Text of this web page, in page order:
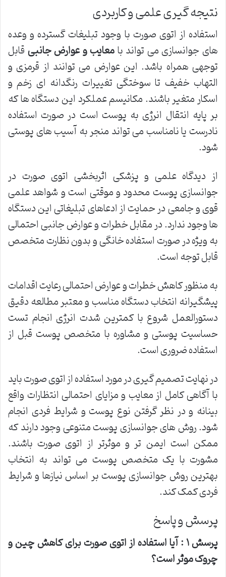
نتیجه گیری علمی و کاربردی
استفاده از اتوی صورت با وجود تبلیغات گسترده و وعده
های جوانسازی می تواند بامعایب و عوارض جانبی قابل
توجهی همراه باشد. این عوارض می توانند از قرمزی و
التهاب خفیف تا سوختگی تغییرات رنگدانه ای زخم و
اسکار متغیر باشند. مکانیسم عملکرد این دستگاه ها که
بر پایه انتقال انرژی به پوست است در صورت استفاده
نادرست یا نامناسب می تواند منجر به آسیب های پوستی
شود.
از دیدگاه علمی و پزشکی اثربخشی اتوی صورت در
جوانسازی پوست محدود و موقتی است و شواهد علمی
قوی و جامعی در حمایت از ادعاهای تبلیغاتی این دستگاه
ها وجود ندارد. در مقابل خطرات و عوارض جانبی احتمالی
به ویژه در صورت استفاده خانگی و بدون نظارت متخصص
قابل توجه است.
به منظور کاهش خطرات و عوارض احتمالی رعایت اقدامات
پیشگیرانه انتخاب دستگاه مناسب و معتبر مطالعه دقیق
دستورالعمل شروع با کمترین شدت انرژی انجام تست
حساسیت پوستی و مشاوره با متخصص پوست قبل از
استفاده ضروری است.
در نهایت تصمیم گیری در مورد استفاده از اتوی صورت باید
با آگاهی کامل از معایب و مزایای احتمالی انتظارات واقع
بینانه و در نظر گرفتن نوع پوست و شرایط فردی انجام
شود. روش های جوانسازی پوست متنوعی وجود دارند که
ممکن است ایمن تر و موثرتر از اتوی صورت باشند.
مشورت با یک متخصص پوست می تواند به انتخاب
بهترین روش جوانسازی پوست بر اساس نیازها و شرایط
فردی کمک کند.
پرسش و پاسخ
پرسش۱: آیا استفاده از اتوی صورت برای کاهش چین و
چروک موثر است؟